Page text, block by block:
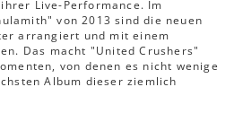
Live-Performance. Im
von 2013 sind die neuen
arrangiert und mit einem
Das macht "United Crushers"
von denen es nicht wenige
Album dieser ziemlich